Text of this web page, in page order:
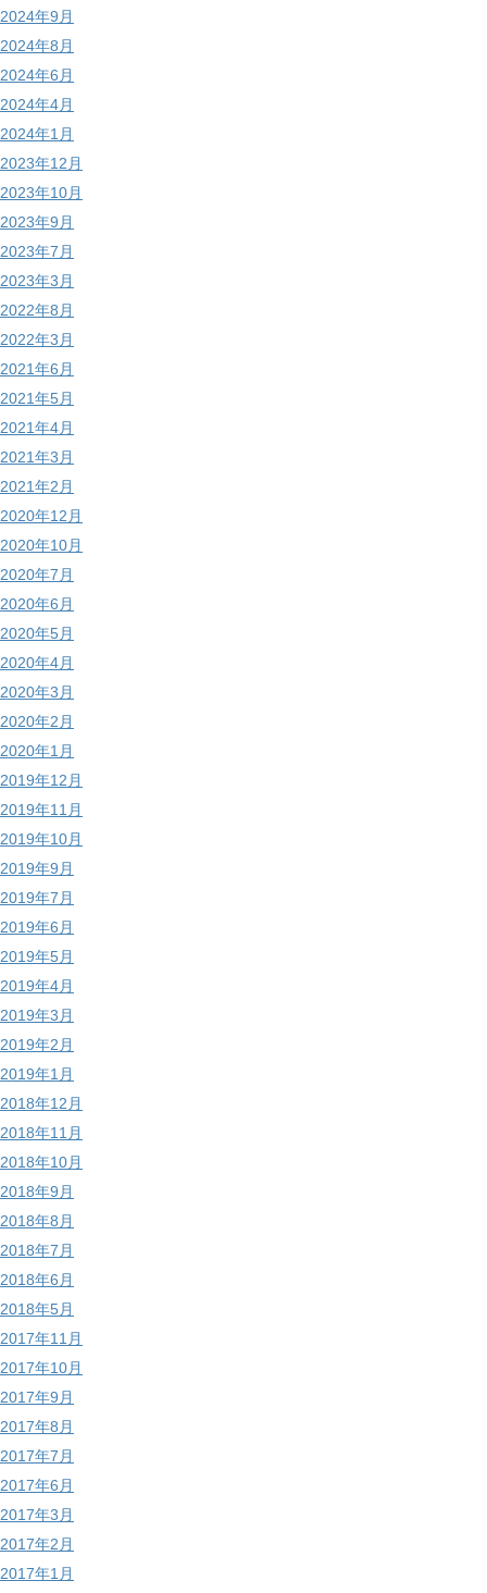
2024年9月
2024年8月
2024年6月
2024年4月
2024年1月
2023年12月
2023年10月
2023年9月
2023年7月
2023年3月
2022年8月
2022年3月
2021年6月
2021年5月
2021年4月
2021年3月
2021年2月
2020年12月
2020年10月
2020年7月
2020年6月
2020年5月
2020年4月
2020年3月
2020年2月
2020年1月
2019年12月
2019年11月
2019年10月
2019年9月
2019年7月
2019年6月
2019年5月
2019年4月
2019年3月
2019年2月
2019年1月
2018年12月
2018年11月
2018年10月
2018年9月
2018年8月
2018年7月
2018年6月
2018年5月
2017年11月
2017年10月
2017年9月
2017年8月
2017年7月
2017年6月
2017年3月
2017年2月
2017年1月